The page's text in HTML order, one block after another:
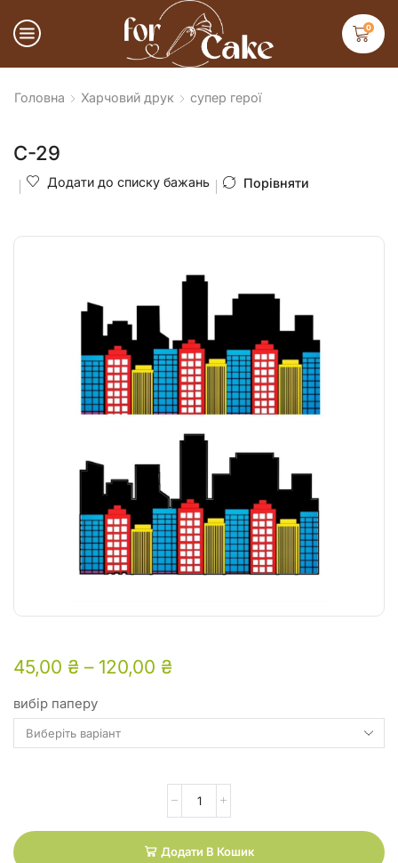
0
Головна Харчовий друк супер герої
С-29
Додати до списку бажань Порівняти
45,00 ₴ – 120,00 ₴
вибір паперу
Додати В Кошик